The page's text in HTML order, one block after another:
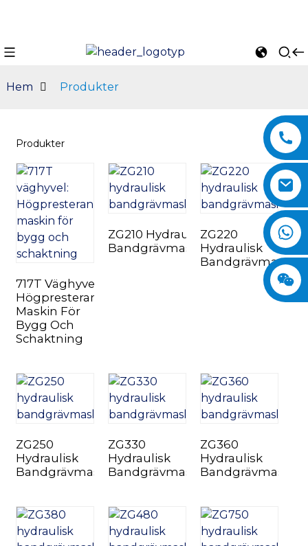
Hem Produkter
Produkter
717T Väghyvel:
Högpresterande
Maskin För
Bygg Och
Schaktning
ZG210 Hydraulisk
Bandgrävmaskin
ZG220
Hydraulisk
Bandgrävmaskin
ZG250
Hydraulisk
Bandgrävmaskin
ZG330
Hydraulisk
Bandgrävmaskin
ZG360
Hydraulisk
Bandgrävmaskin